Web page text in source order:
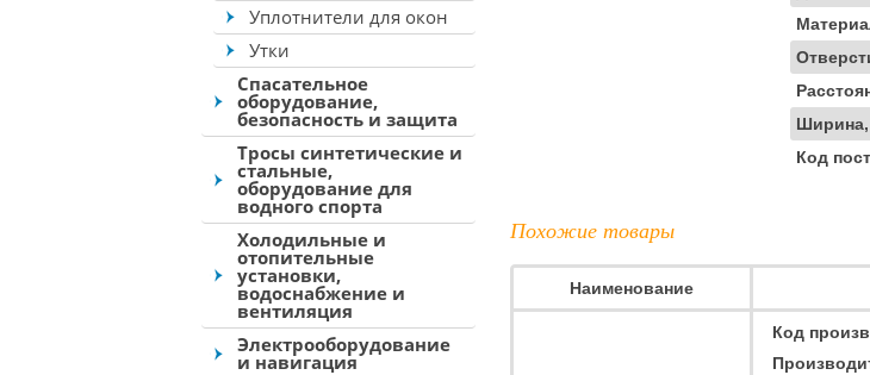
Уплотнители для окон
Утки
Спасательное
оборудование,
безопасность и защита
Тросы синтетические и
стальные,
оборудование для
водного спорта
Холодильные и
отопительные
установки,
водоснабжение и
вентиляция
Электрооборудование
и навигация
Код
Похожие товары
Наименование
Код